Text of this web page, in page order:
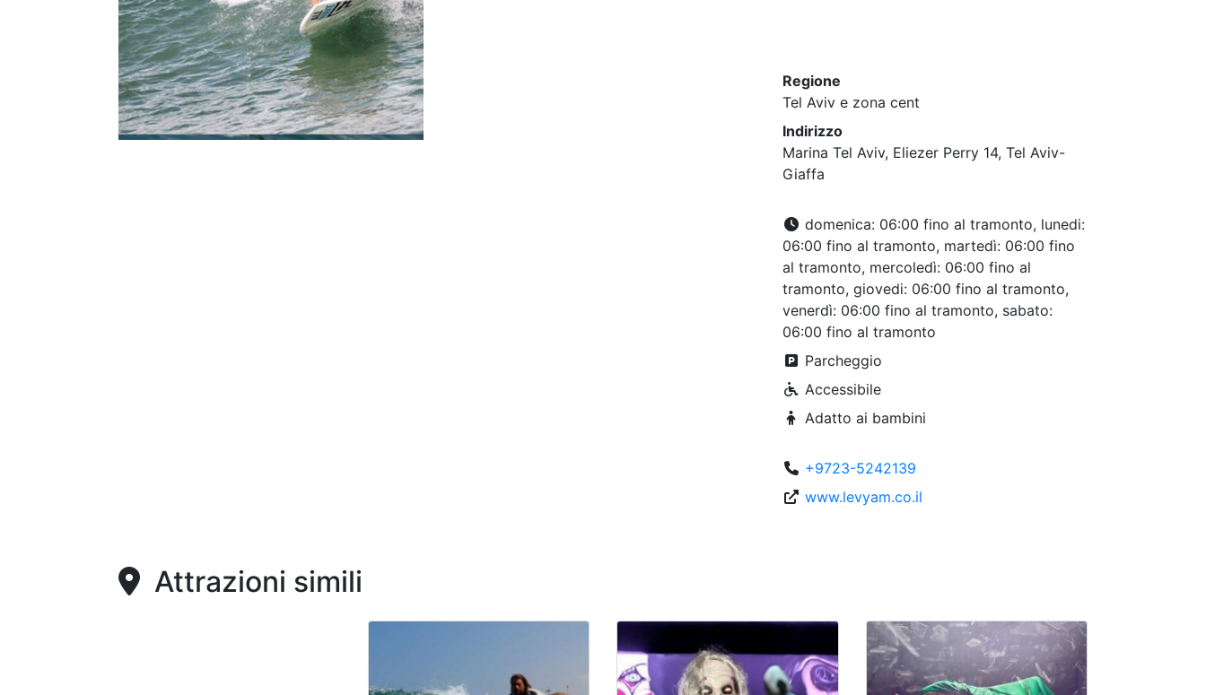
Regione
Tel Aviv e zona cent
Indirizzo
Marina Tel Aviv, Eliezer Perry 14, Tel Aviv-
Giaffa
domenica: 06:00 fino al tramonto, lunedi:
06:00 fino al tramonto, martedì: 06:00 fino
al tramonto, mercoledì: 06:00 fino al
tramonto, giovedi: 06:00 fino al tramonto,
venerdì: 06:00 fino al tramonto, sabato:
06:00 fino al tramonto
Parcheggio
Accessibile
Adatto ai bambini
+9723-5242139
www.levyam.co.il
Attrazioni simili